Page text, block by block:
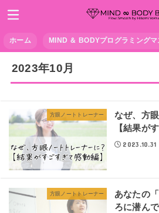
ホーム MIND ＆ BODYプログラミングマ
2023年10月
方眼ノートトレーナー
なぜ、方
【結果が
2023.10.31
方眼ノートトレーナー
あなたの
ろに潜ん